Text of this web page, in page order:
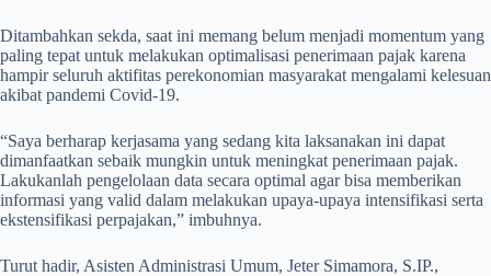
Ditambahkan sekda, saat ini memang belum menjadi momentum yang
paling tepat untuk melakukan optimalisasi penerimaan pajak karena
hampir seluruh aktifitas perekonomian masyarakat mengalami kelesuan
akibat pandemi Covid-19.
“Saya berharap kerjasama yang sedang kita laksanakan ini dapat
dimanfaatkan sebaik mungkin untuk meningkat penerimaan pajak.
Lakukanlah pengelolaan data secara optimal agar bisa memberikan
informasi yang valid dalam melakukan upaya-upaya intensifikasi serta
ekstensifikasi perpajakan,” imbuhnya.
Turut hadir, Asisten Administrasi Umum, Jeter Simamora, S.IP.,